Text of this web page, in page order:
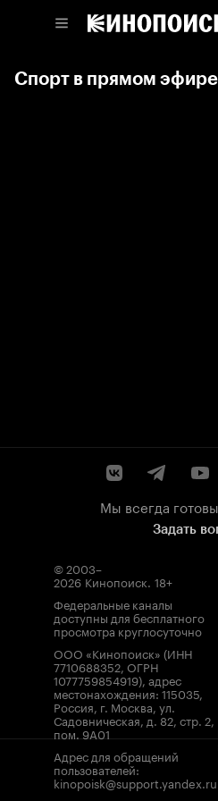
Спорт в прямом эфире
Мы всегда
Задать
© 2003–
2026 Кинопоиск. 18+
Федеральные каналы
доступны для бесплатного
просмотра круглосуточно
ООО «Кинопоиск» (ИНН
7710688352, ОГРН
1077759854919), адрес
местонахождения: 115035,
Россия, г. Москва, ул.
Садовническая, д. 82, стр. 2,
пом. 9А01
Адрес для обращений
пользователей:
kinopoisk@support.yandex.ru